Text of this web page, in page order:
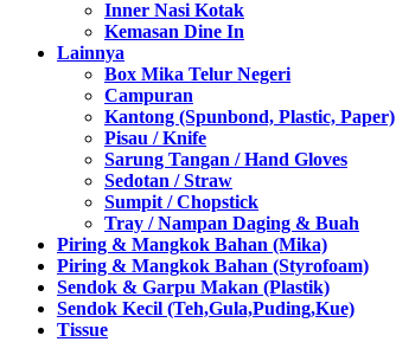
Inner Nasi Kotak
Kemasan Dine In
Lainnya
Box Mika Telur Negeri
Campuran
Kantong (Spunbond, Plastic, Paper)
Pisau / Knife
Sarung Tangan / Hand Gloves
Sedotan / Straw
Sumpit / Chopstick
Tray / Nampan Daging & Buah
Piring & Mangkok Bahan (Mika)
Piring & Mangkok Bahan (Styrofoam)
Sendok & Garpu Makan (Plastik)
Sendok Kecil (Teh,Gula,Puding,Kue)
Tissue